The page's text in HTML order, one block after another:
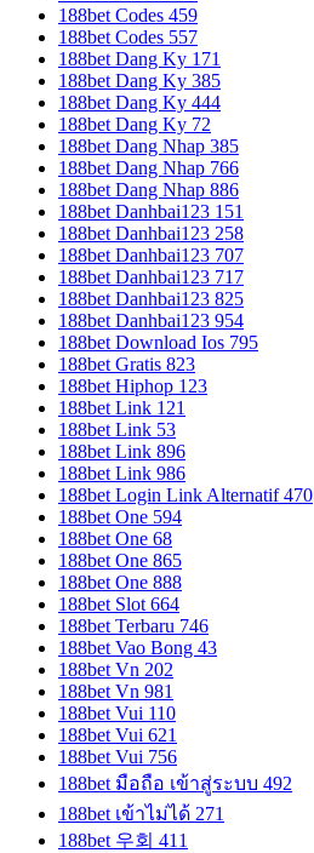
188bet Codes 459
188bet Codes 557
188bet Dang Ky 171
188bet Dang Ky 385
188bet Dang Ky 444
188bet Dang Ky 72
188bet Dang Nhap 385
188bet Dang Nhap 766
188bet Dang Nhap 886
188bet Danhbai123 151
188bet Danhbai123 258
188bet Danhbai123 707
188bet Danhbai123 717
188bet Danhbai123 825
188bet Danhbai123 954
188bet Download Ios 795
188bet Gratis 823
188bet Hiphop 123
188bet Link 121
188bet Link 53
188bet Link 896
188bet Link 986
188bet Login Link Alternatif 470
188bet One 594
188bet One 68
188bet One 865
188bet One 888
188bet Slot 664
188bet Terbaru 746
188bet Vao Bong 43
188bet Vn 202
188bet Vn 981
188bet Vui 110
188bet Vui 621
188bet Vui 756
188bet มือถือ เข้าสู่ระบบ 492
188bet เข้าไม่ได้ 271
188bet 우회 411